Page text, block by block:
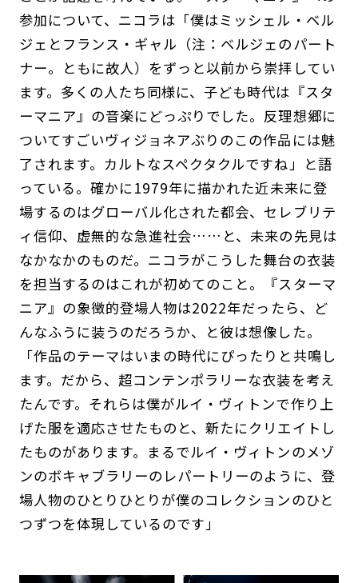
参加について、ニコラは「僕はミッシェル・ベル
ジェとフランス・ギャル（注：ベルジェのパート
ナー。ともに故人）をずっと以前から崇拝してい
ます。多くの人たち同様に、子ども時代は『スタ
ーマニア』の音楽にどっぷりでした。反理想郷に
ついてすごいヴィジョネアぶりのこの作品には魅
了されます。カルトなスペクタクルですね」と語
っている。確かに1979年に描かれた近未来に登
場するのはグローバル化された都会、セレブリテ
ィ信仰、虚無的な急進社会……と、未来の先見は
なかなかのものだ。ニコラがこうした舞台の衣装
を担当するのはこれが初めてのこと。『スターマ
ニア』の象徴的登場人物は2022年だったら、ど
んなふうに装うのだろうか、と彼は想像した。
「作品のテーマはいまの時代にぴったりと共鳴し
ます。だから、超コンテンポラリーな衣装を考え
たんです。それらは僕がルイ・ヴィトンで作り上
げた服を適応させたものと、新たにクリエイトし
たものがあります。まるでルイ・ヴィトンのメゾ
ンのボキャブラリーのレパートリーのように、登
場人物のひとりひとりが僕のコレクションのひと
つずつを体現しているのです」